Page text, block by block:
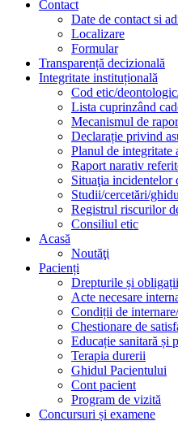
Contact
Date de contact si
Localizare
Formular
Transparență decizională
Integritate instituțională
Cod etic/
Lista cuprinzând
Mecanismul de
Declarație privind
Planul de integritate
Raport narativ
Situaţia incidentelor
Studii/cercetări/
Registrul riscurilor
Consiliul etic
Acasă
Noutăţi
Pacienți
Drepturile și
Acte necesare
Condiții de
Chestionare de
Educație sanitară și
Terapia durerii
Ghidul Pacientului
Cont pacient
Program de vizită
Concursuri și examene